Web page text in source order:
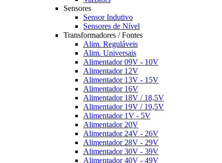
Sensores
Sensor Indutivo
Sensores de Nível
Transformadores / Fontes
Alim. Reguláveis
Alim. Universais
Alimentador 09V - 10V
Alimentador 12V
Alimentador 13V - 15V
Alimentador 16V
Alimentador 18V / 18,5V
Alimentador 19V / 19,5V
Alimentador 1V - 5V
Alimentador 20V
Alimentador 24V - 26V
Alimentador 28V - 29V
Alimentador 30V - 39V
Alimentador 40V - 49V